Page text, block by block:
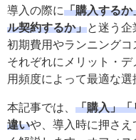
導入の際に「購入するか
ル契約するか」と迷う企
初期費用やランニングコ
それぞれにメリット・
用頻度によって最適な選
本記事では、 「購入」「
違いや、導入時に押さ